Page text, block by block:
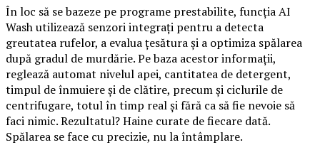
În loc să se bazeze pe programe prestabilite, funcția AI
Wash utilizează senzori integrați pentru a detecta
greutatea rufelor, a evalua țesătura și a optimiza spălarea
după gradul de murdărie. Pe baza acestor informații,
reglează automat nivelul apei, cantitatea de detergent,
timpul de înmuiere și de clătire, precum și ciclurile de
centrifugare, totul în timp real și fără ca să fie nevoie să
faci nimic. Rezultatul? Haine curate de fiecare dată.
Spălarea se face cu precizie, nu la întâmplare.